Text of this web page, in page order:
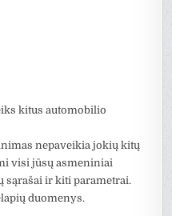
kitus automobilio
nepaveikia jokių kitų
visi jūsų asmeniniai
sąrašai ir kiti parametrai.
duomenys.